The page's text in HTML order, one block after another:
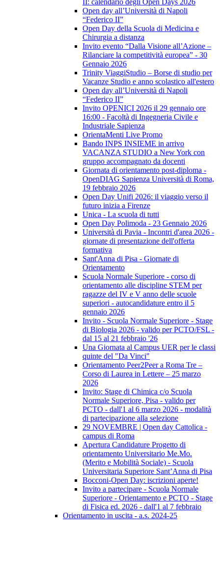
II: calendario degli Open Days 2026
Open day all’Università di Napoli
“Federico II”
Open Day della Scuola di Medicina e
Chirurgia a distanza
Invito evento “Dalla Visione all’Azione –
Rilanciare la competitività europea” - 30
Gennaio 2026
Trinity ViaggiStudio – Borse di studio per
Vacanze Studio e anno scolastico all'estero
Open day all’Università di Napoli
“Federico II”
Invito OPENICI 2026 il 29 gennaio ore
16:00 - Facoltà di Ingegneria Civile e
Industriale Sapienza
OrientaMenti Live Promo
Bando INPS INSIEME in arrivo
VACANZA STUDIO a New York con
gruppo accompagnato da docenti
Giornata di orientamento post-diploma -
OpenDIAG Sapienza Università di Roma,
19 febbraio 2026
Open Day Unifi 2026: il viaggio verso il
futuro inizia a Firenze
Unica - La scuola di tutti
Open Day Polimoda - 23 Gennaio 2026
Università di Pavia - Incontri d'area 2026 -
giornate di presentazione dell'offerta
formativa
Sant'Anna di Pisa - Giornate di
Orientamento
Scuola Normale Superiore - corso di
orientamento alle discipline STEM per
ragazze del IV e V anno delle scuole
superiori - autocandidature entro il 5
gennaio 2026
Invito - Scuola Normale Superiore - Stage
di Biologia 2026 - valido per PCTO/FSL -
dal 15 al 21 febbraio '26
Una Giornata al Campus UER per le classi
quinte del "Da Vinci"
Orientamento Peer2Peer a Roma Tre –
Corso di Laurea in Lettere – 25 marzo
2026
Invito: Stage di Chimica c/o Scuola
Normale Superiore, Pisa - valido per
PCTO - dall'1 al 6 marzo 2026 - modalità
di partecipazione alla selezione
29 NOVEMBRE | Open day Cattolica -
campus di Roma
Apertura Candidature Progetto di
orientamento Universitario Me.Mo.
(Merito e Mobilità Sociale) - Scuola
Universitaria Superiore Sant’Anna di Pisa
Bocconi-Open Day: iscrizioni aperte!
Invito a partecipare - Scuola Normale
Superiore - Orientamento e PCTO - Stage
di Fisica ed. 2026 - dall'1 al 7 febbraio
Orientamento in uscita - a.s. 2024-25